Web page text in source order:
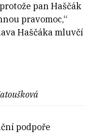
pan Haščák
pravomoc,“
Haščáka mluvčí
podpoře